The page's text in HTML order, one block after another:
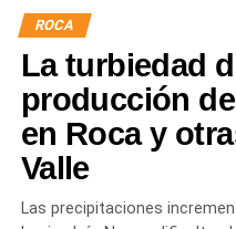
hormigón reforzado con
juntas para mejorar la
Desde el DPA destacaron
parte del plan de
infraestructura hídrica
optimizar la conducción
seguro para los
ROCA
La turbiedad
producción
en Roca y
Valle
Las precipitaciones